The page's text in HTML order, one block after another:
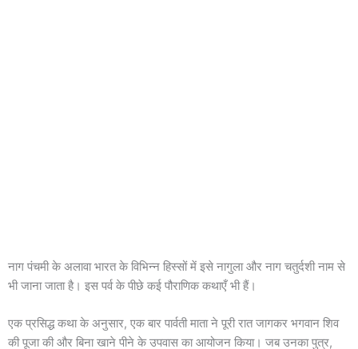
नाग पंचमी के अलावा भारत के विभिन्न हिस्सों में इसे नागुला और नाग चतुर्दशी नाम से
भी जाना जाता है। इस पर्व के पीछे कई पौराणिक कथाएँ भी हैं।
एक प्रसिद्ध कथा के अनुसार, एक बार पार्वती माता ने पूरी रात जागकर भगवान शिव
की पूजा की और बिना खाने पीने के उपवास का आयोजन किया। जब उनका पुत्र,